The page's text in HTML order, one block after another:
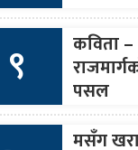
९ कविता
पसल
मसँग